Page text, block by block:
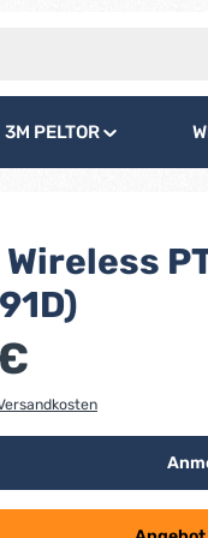
3M PELTOR